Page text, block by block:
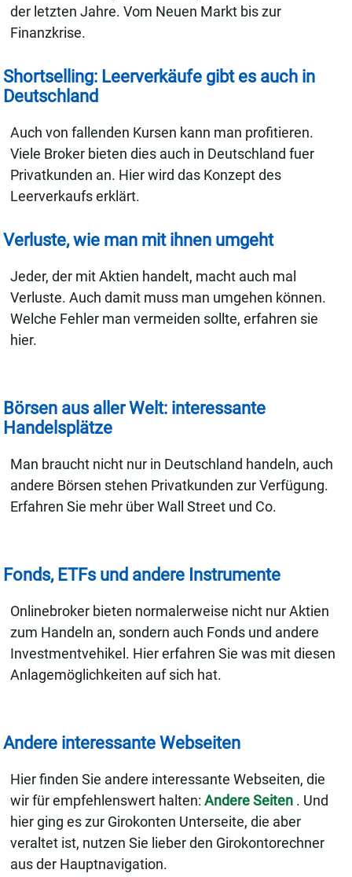
der letzten Jahre. Vom Neuen Markt bis zur
Finanzkrise.
Shortselling: Leerverkäufe gibt es auch in
Deutschland
Auch von fallenden Kursen kann man profitieren.
Viele Broker bieten dies auch in Deutschland fuer
Privatkunden an. Hier wird das Konzept des
Leerverkaufs erklärt.
Verluste, wie man mit ihnen umgeht
Jeder, der mit Aktien handelt, macht auch mal
Verluste. Auch damit muss man umgehen können.
Welche Fehler man vermeiden sollte, erfahren sie
hier.
Börsen aus aller Welt: interessante
Handelsplätze
Man braucht nicht nur in Deutschland handeln, auch
andere Börsen stehen Privatkunden zur Verfügung.
Erfahren Sie mehr über Wall Street und Co.
Fonds, ETFs und andere Instrumente
Onlinebroker bieten normalerweise nicht nur Aktien
zum Handeln an, sondern auch Fonds und andere
Investmentvehikel. Hier erfahren Sie was mit diesen
Anlagemöglichkeiten auf sich hat.
Andere interessante Webseiten
Hier finden Sie andere interessante Webseiten, die
wir für empfehlenswert halten:Andere Seiten . Und
hier ging es zur Girokonten Unterseite, die aber
veraltet ist, nutzen Sie lieber den Girokontorechner
aus der Hauptnavigation.